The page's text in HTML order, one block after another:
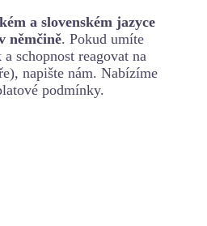
a slovenském jazyce
němčině. Pokud umíte
schopnost reagovat na
napište nám. Nabízíme
podmínky.